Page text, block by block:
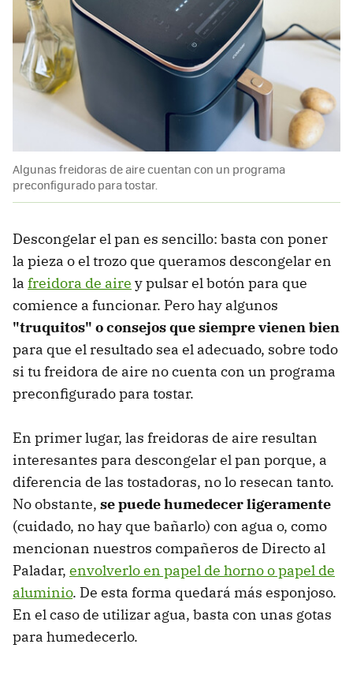
Algunas freidoras de aire cuentan con un programa
preconfigurado para tostar.
Descongelar el pan es sencillo: basta con poner
la pieza o el trozo que queramos descongelar en
la freidora de aire y pulsar el botón para que
comience a funcionar. Pero hay algunos
"truquitos" o consejos que siempre vienen bien
para que el resultado sea el adecuado, sobre todo
si tu freidora de aire no cuenta con un programa
preconfigurado para tostar.
En primer lugar, las freidoras de aire resultan
interesantes para descongelar el pan porque, a
diferencia de las tostadoras, no lo resecan tanto.
No obstante, se puede humedecer ligeramente
(cuidado, no hay que bañarlo) con agua o, como
mencionan nuestros compañeros de Directo al
Paladar, envolverlo en papel de horno o papel de
aluminio. De esta forma quedará más esponjoso.
En el caso de utilizar agua, basta con unas gotas
para humedecerlo.